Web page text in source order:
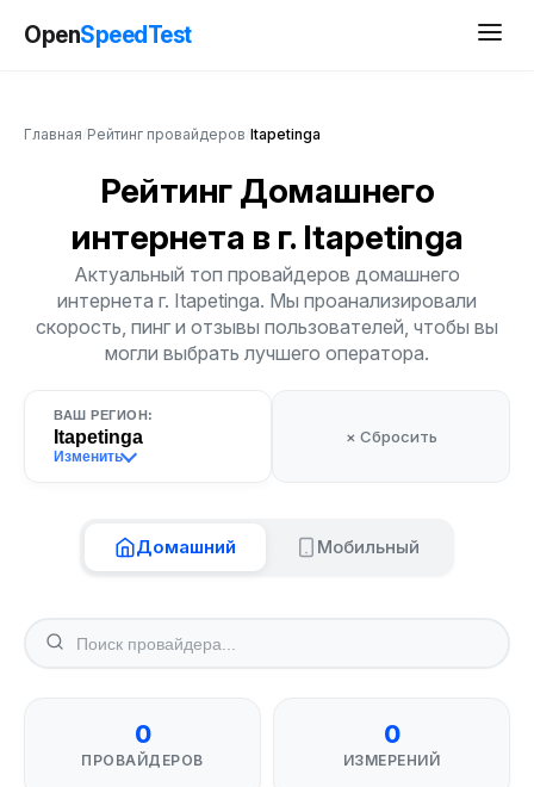
OpenSpeedTest
Главная Рейтинг провайдеров Itapetinga
Рейтинг Домашнего
интернета в г. Itapetinga
Актуальный топ провайдеров домашнего
интернета г. Itapetinga. Мы проанализировали
скорость, пинг и отзывы пользователей, чтобы вы
могли выбрать лучшего оператора.
ВАШ РЕГИОН:
Itapetinga
Изменить
× Сбросить
Домашний Мобильный
0
ПРОВАЙДЕРОВ
0
ИЗМЕРЕНИЙ